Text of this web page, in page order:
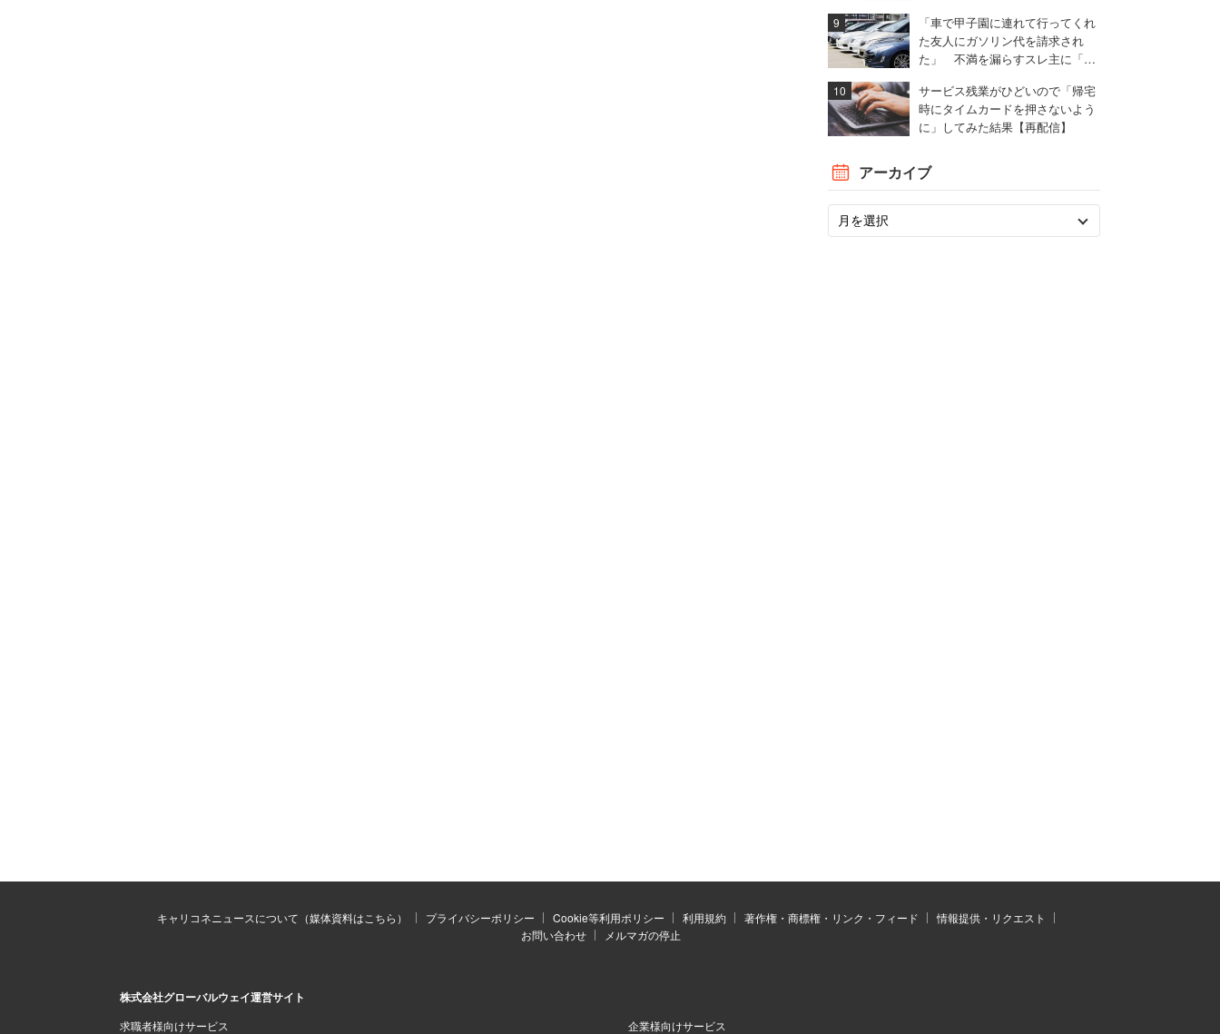
「車で甲子園に連れて行ってくれ
た友人にガソリン代を請求され
た」 不満を漏らすスレ主に「言
サービス残業がひどいので「帰宅
時にタイムカードを押さないよう
に」してみた結果【再配信】
アーカイブ
キャリコネニュースについて（媒体資料はこちら） プライバシーポリシー Cookie等利用ポリシー 利用規約 著作権・商標権・リンク・フィード
情報提供・リクエスト
お問い合わせ
メルマガの停止
株式会社グローバルウェイ運営サイト
求職者様向けサービス 企業様向けサービス